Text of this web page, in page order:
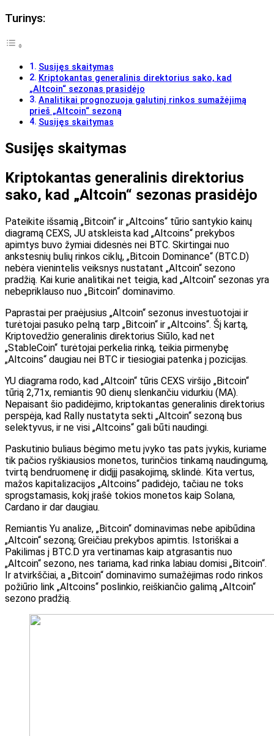
Turinys:
Susijęs skaitymas
Kriptokantas generalinis direktorius sako, kad
„Altcoin“ sezonas prasidėjo
Analitikai prognozuoja galutinį rinkos sumažėjimą
prieš „Altcoin“ sezoną
Susijęs skaitymas
Susijęs skaitymas
Kriptokantas generalinis direktorius
sako, kad „Altcoin“ sezonas prasidėjo
Pateikite išsamią „Bitcoin“ ir „Altcoins“ tūrio santykio kainų
diagramą CEXS, JU atskleista kad „Altcoins“ prekybos
apimtys buvo žymiai didesnės nei BTC. Skirtingai nuo
ankstesnių bulių rinkos ciklų, „Bitcoin Dominance“ (BTC.D)
nebėra vienintelis veiksnys nustatant „Altcoin“ sezono
pradžią. Kai kurie analitikai net teigia, kad „Altcoin“ sezonas yra
nebepriklauso nuo „Bitcoin“ dominavimo.
Paprastai per praėjusius „Altcoin“ sezonus investuotojai ir
turėtojai pasuko pelną tarp „Bitcoin“ ir „Altcoins“. Šį kartą,
Kriptovedžio generalinis direktorius Siūlo, kad net
„StableCoin“ turėtojai perkelia rinką, teikia pirmenybę
„Altcoins“ daugiau nei BTC ir tiesiogiai patenka į pozicijas.
YU diagrama rodo, kad „Altcoin“ tūris CEXS viršijo „Bitcoin“
tūrią 2,71x, remiantis 90 dienų slenkančiu vidurkiu (MA).
Nepaisant šio padidėjimo, kriptokantas generalinis direktorius
perspėja, kad Rally nustatyta sekti „Altcoin“ sezoną bus
selektyvus, ir ne visi „Altcoins“ gali būti naudingi.
Paskutinio buliaus bėgimo metu įvyko tas pats įvykis, kuriame
tik pačios ryškiausios monetos, turinčios tinkamą naudingumą,
tvirtą bendruomenę ir didįjį pasakojimą, sklindė. Kita vertus,
mažos kapitalizacijos „Altcoins“ padidėjo, tačiau ne toks
sprogstamasis, kokį įrašė tokios monetos kaip Solana,
Cardano ir dar daugiau.
Remiantis Yu analize, „Bitcoin“ dominavimas nebe apibūdina
„Altcoin“ sezoną; Greičiau prekybos apimtis. Istoriškai a
Pakilimas į BTC.D yra vertinamas kaip atgrasantis nuo
„Altcoin“ sezono, nes tariama, kad rinka labiau domisi „Bitcoin“.
Ir atvirkščiai, a „Bitcoin“ dominavimo sumažėjimas rodo rinkos
požiūrio link „Altcoins“ poslinkio, reiškiančio galimą „Altcoin“
sezono pradžią.